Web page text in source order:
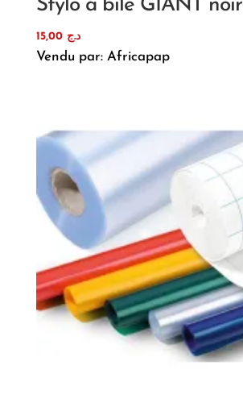
Stylo a bile GIANT noir
د.ج 15,00
Vendu par: Africapap